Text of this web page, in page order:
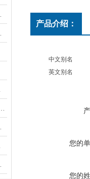
产品介绍：
中文别名
英文别名
您的
您的